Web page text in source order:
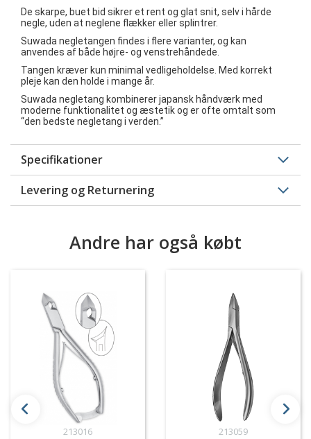
De skarpe, buet bid sikrer et rent og glat snit, selv i hårde
negle, uden at neglene flækker eller splintrer.
Suwada negletangen findes i flere varianter, og kan
anvendes af både højre- og venstrehåndede.
Tangen kræver kun minimal vedligeholdelse. Med korrekt
pleje kan den holde i mange år.
Suwada negletang kombinerer japansk håndværk med
moderne funktionalitet og æstetik og er ofte omtalt som
“den bedste negletang i verden.”
Specifikationer
Levering og Returnering
Andre har også købt
213016
213059